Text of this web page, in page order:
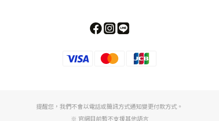
提醒您，我們不會以電話或簡訊方式通知變更付款方式。
※ 官網目前暫不支援其他語言